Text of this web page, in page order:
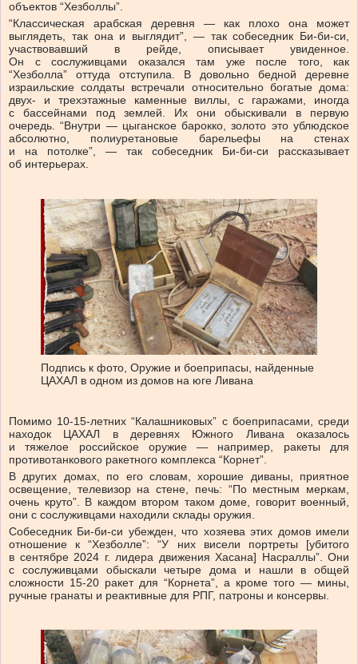
объектов “Хезболлы”.
“Классическая арабская деревня — как плохо она может
выглядеть, так она и выглядит”, — так собеседник Би-би-си,
участвовавший в рейде, описывает увиденное.
Он с сослуживцами оказался там уже после того, как
“Хезболла” оттуда отступила. В довольно бедной деревне
израильские солдаты встречали относительно богатые дома:
двух- и трехэтажные каменные виллы, с гаражами, иногда
с бассейнами под землей. Их они обыскивали в первую
очередь. “Внутри — цыганское барокко, золото это ублюдское
абсолютно, полиуретановые барельефы на стенах
и на потолке”, — так собеседник Би-би-си рассказывает
об интерьерах.
Подпись к фото, Оружие и боеприпасы, найденные
ЦАХАЛ в одном из домов на юге Ливана
Помимо 10-15-летних “Калашниковых” с боеприпасами, среди
находок ЦАХАЛ в деревнях Южного Ливана оказалось
и тяжелое российское оружие — например, ракеты для
противотанкового ракетного комплекса “Корнет”.
В других домах, по его словам, хорошие диваны, приятное
освещение, телевизор на стене, печь: “По местным меркам,
очень круто”. В каждом втором таком доме, говорит военный,
они с сослуживцами находили склады оружия.
Собеседник Би-би-си убежден, что хозяева этих домов имели
отношение к “Хезболле”: “У них висели портреты [убитого
в сентябре 2024 г. лидера движения Хасана] Насраллы”. Они
с сослуживцами обыскали четыре дома и нашли в общей
сложности 15-20 ракет для “Корнета”, а кроме того — мины,
ручные гранаты и реактивные для РПГ, патроны и консервы.